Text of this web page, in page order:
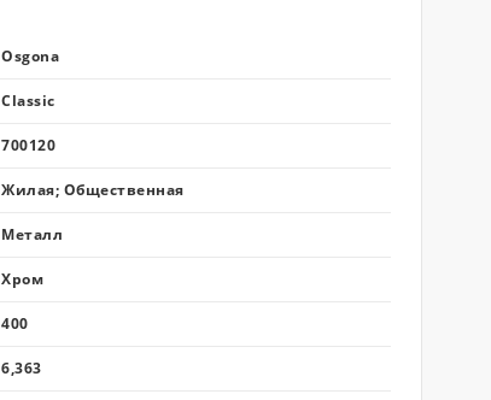
Osgona
Classic
700120
Жилая; Общественная
Металл
Хром
400
6,363